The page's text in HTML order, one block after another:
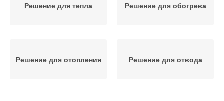
Решение для тепла Решение для обогрева
Решение для отопления Решение для отвода